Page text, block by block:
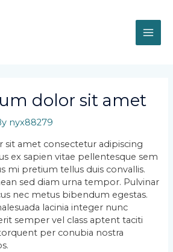
dolor sit amet
nyx88279
sit amet consectetur adipiscing
ex sapien vitae pellentesque sem
mi pretium tellus duis convallis.
sed diam urna tempor. Pulvinar
nec metus bibendum egestas.
lacinia integer nunc
semper vel class aptent taciti
per conubia nostra